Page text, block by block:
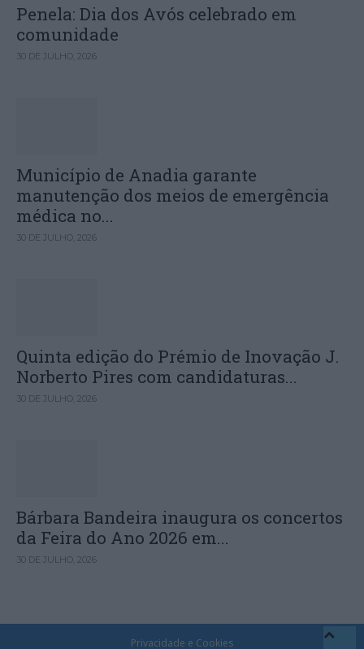
Penela: Dia dos Avós celebrado em
comunidade
30 DE JULHO, 2026
Município de Anadia garante
manutenção dos meios de emergência
médica no...
30 DE JULHO, 2026
Quinta edição do Prémio de Inovação J.
Norberto Pires com candidaturas...
30 DE JULHO, 2026
Bárbara Bandeira inaugura os concertos
da Feira do Ano 2026 em...
30 DE JULHO, 2026
Privacidade e Cookies